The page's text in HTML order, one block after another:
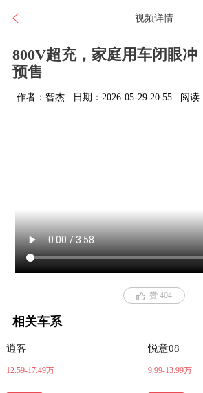
视频详情
800V超充，家庭用车闭眼冲
预售
作者：智杰 日期：2026-05-29 20:55 阅读
赞 404
相关车系
逍客
12.59-17.49万
悦意08
9.99-13.99万